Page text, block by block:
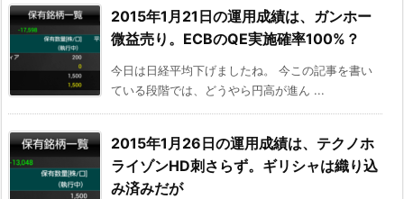
2015年1月21日の運用成績は、ガンホー
微益売り。ECBのQE実施確率100%？
今日は日経平均下げましたね。 今この記事を書い
ている段階では、どうやら円高が進ん ...
2015年1月26日の運用成績は、テクノホ
ライゾンHD刺さらず。ギリシャは織り込
み済みだが